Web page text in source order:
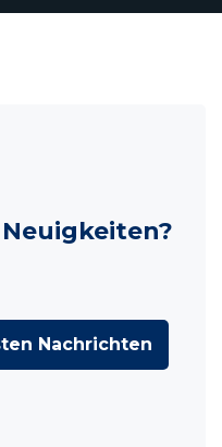
Nachrichten